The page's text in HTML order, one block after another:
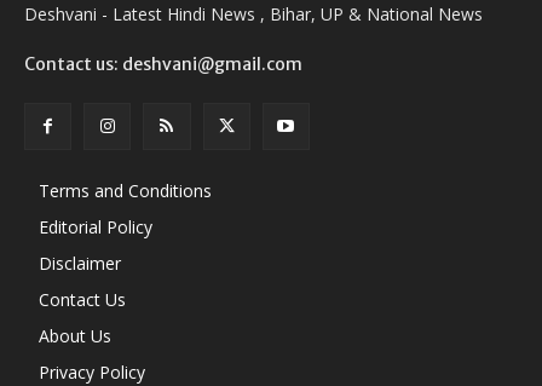
Deshvani - Latest Hindi News , Bihar, UP & National News
Contact us: deshvani@gmail.com
Terms and Conditions
Editorial Policy
Disclaimer
Contact Us
About Us
Privacy Policy